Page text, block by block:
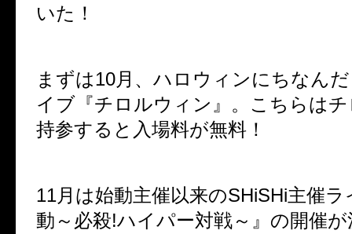
いた！
まずは10月、ハロウィンにちなん
イブ 『チロルウィン』 。こちらは
持参すると入場料が無料！
11月は始動主催以来のSHiSHi主催ラ
動～必殺!ハイパー対戦～』 の開催